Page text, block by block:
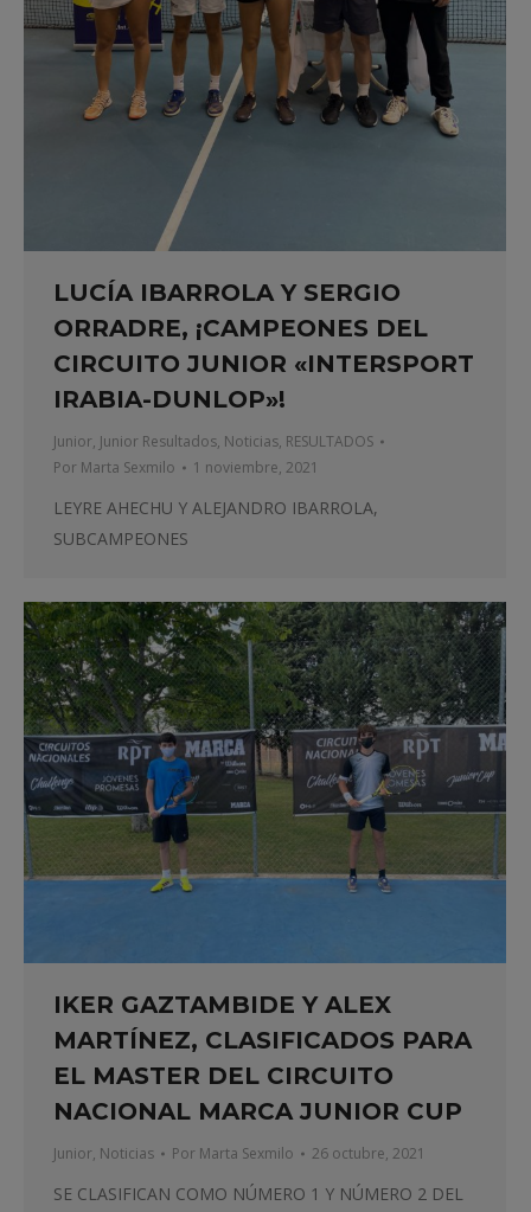
LUCÍA IBARROLA Y SERGIO
ORRADRE, ¡CAMPEONES DEL
CIRCUITO JUNIOR «INTERSPORT
IRABIA-DUNLOP»!
Junior, Junior Resultados, Noticias, RESULTADOS
Por Marta Sexmilo 1 noviembre, 2021
LEYRE AHECHU Y ALEJANDRO IBARROLA,
SUBCAMPEONES
IKER GAZTAMBIDE Y ALEX
MARTÍNEZ, CLASIFICADOS PARA
EL MASTER DEL CIRCUITO
NACIONAL MARCA JUNIOR CUP
Junior, Noticias Por Marta Sexmilo 26 octubre, 2021
SE CLASIFICAN COMO NÚMERO 1 Y NÚMERO 2 DEL